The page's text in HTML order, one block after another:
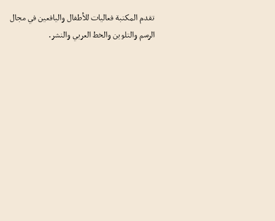
تقدم المكتبة فعاليات للأطفال واليافعين في مجال
الرسم والتلوين والخط العربي والنشر.